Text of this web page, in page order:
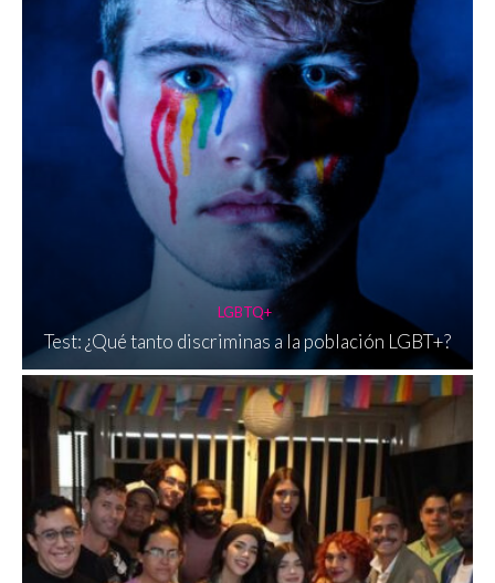
LGBTQ+
Test: ¿Qué tanto discriminas a la población LGBT+?